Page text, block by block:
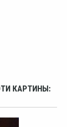
КАРТИНЫ: